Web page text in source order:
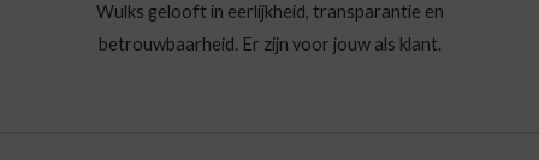
Wulks gelooft in eerlijkheid, transparantie en
betrouwbaarheid. Er zijn voor jouw als klant.